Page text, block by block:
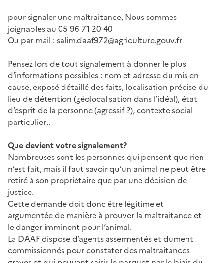
pour signaler une maltraitance, Nous sommes
joignables au 05 96 71 20 40
Ou par mail : salim.daaf972@agriculture.gouv.fr
Pensez lors de tout signalement à donner le plus
d’informations possibles : nom et adresse du mis en
cause, exposé détaillé des faits, localisation précise du
lieu de détention (géolocalisation dans l’idéal), état
d’esprit de la personne (agressif ?), contexte social
particulier…
Que devient votre signalement?
Nombreuses sont les personnes qui pensent que rien
n’est fait, mais il faut savoir qu’un animal ne peut être
retiré à son propriétaire que par une décision de
justice.
Cette demande doit donc être légitime et
argumentée de manière à prouver la maltraitance et
le danger imminent pour l’animal.
La DAAF dispose d’agents assermentés et dument
commissionnés pour constater des maltraitances